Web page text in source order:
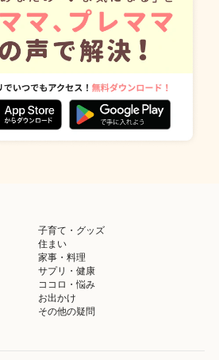
子育て・グッズ
住まい
家事・料理
サプリ・健康
ココロ・悩み
お出かけ
その他の疑問